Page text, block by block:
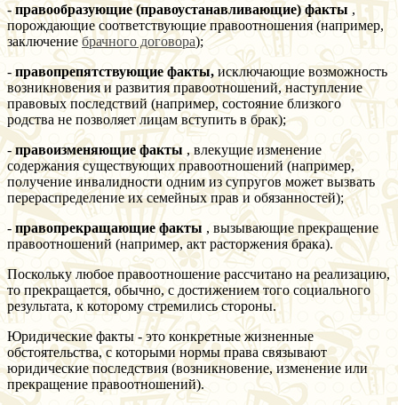
-правообразующие (правоустанавливающие) факты ,
порождающие соответствующие правоотношения (например,
заключениебрачного договора);
-правопрепятствующие факты, исключающие возможность
возникновения и развития правоотношений, наступление
правовых последствий (например, состояние близкого
родства не позволяет лицам вступить в брак);
-правоизменяющие факты, влекущие изменение
содержания существующих правоотношений (например,
получение инвалидности одним из супругов может вызвать
перераспределение их семейных прав и обязанностей);
- правопрекращающие факты , вызывающие прекращение
правоотношений (например, акт расторжения брака).
Поскольку любое правоотношение рассчитано на реализацию,
то прекращается, обычно, с достижением того социального
результата, к которому стремились стороны.
Юридические факты - это конкретные жизненные
обстоятельства, с которыми нормы права связывают
юридические последствия (возникновение, изменение или
прекращение правоотношений).